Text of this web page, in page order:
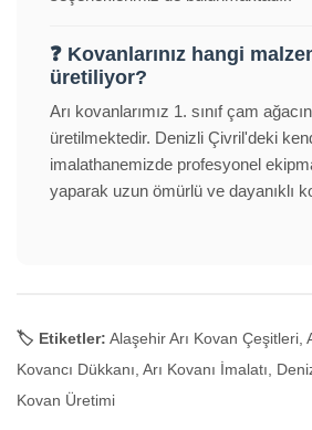
❓ Kovanlarınız hangi
üretiliyor?
Arı kovanlarımız 1. sınıf çam
üretilmektedir. Denizli Çivril'deki
imalathanemizde profesyonel
yaparak uzun ömürlü ve dayanıklı
🏷️ Etiketler: Alaşehir Arı Kovan Çeşitleri,
Kovancı Dükkanı, Arı Kovanı İmalatı,
Kovan Üretimi